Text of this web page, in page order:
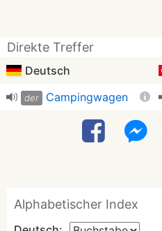
Direkte Treffer
Deutsch
der Campingwagen
Alphabetischer Index